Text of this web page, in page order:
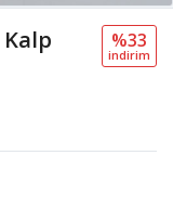
%33
i̇ndi̇ri̇m